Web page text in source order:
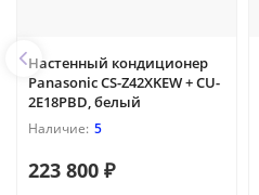
Настенный кондиционер
Panasonic CS-Z42XKEW + CU-
2E18PBD, белый
5
223 800 ₽